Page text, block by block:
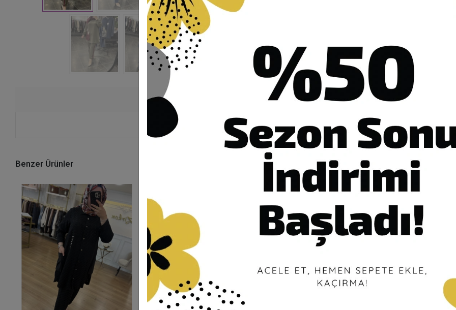
Ürün Açıklaması Garanti ve Teslimat Taksit Seçenekleri
Benzer Ürünler